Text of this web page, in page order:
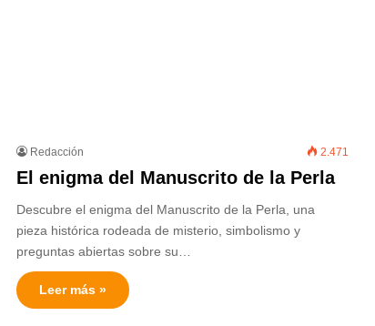
Redacción 2.471
El enigma del Manuscrito de la Perla
Descubre el enigma del Manuscrito de la Perla, una
pieza histórica rodeada de misterio, simbolismo y
preguntas abiertas sobre su…
Leer más »